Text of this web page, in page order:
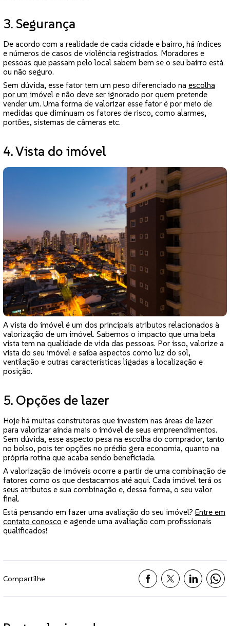
3. Segurança
De acordo com a realidade de cada cidade e bairro, há índices
e números de casos de violência registrados. Moradores e
pessoas que passam pelo local sabem bem se o seu bairro está
ou não seguro.
Sem dúvida, esse fator tem um peso diferenciado na escolha
por um imóvel e não deve ser ignorado por quem pretende
vender um. Uma forma de valorizar esse fator é por meio de
medidas que diminuam os fatores de risco, como alarmes,
portões, sistemas de câmeras etc.
4. Vista do imóvel
A vista do imóvel é um dos principais atributos relacionados à
valorização de um imóvel. Sabemos o impacto que uma bela
vista tem na qualidade de vida das pessoas. Por isso, valorize a
vista do seu imóvel e saiba aspectos como luz do sol,
ventilação e outras características ligadas a localização e
posição.
5. Opções de lazer
Hoje há muitas construtoras que investem nas áreas de lazer
para valorizar ainda mais o imóvel de seus empreendimentos.
Sem dúvida, esse aspecto pesa na escolha do comprador, tanto
no bolso, pois ter opções no prédio gera economia, quanto na
própria rotina que acaba sendo beneficiada.
A valorização de imóveis ocorre a partir de uma combinação de
fatores como os que destacamos até aqui. Cada imóvel terá os
seus atributos e sua combinação e, dessa forma, o seu valor
final.
Está pensando em fazer uma avaliação do seu imóvel? Entre em
contato conosco e agende uma avaliação com profissionais
qualificados!
Compartilhe